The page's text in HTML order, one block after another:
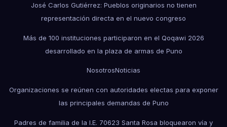
José Carlos Gutiérrez: Pueblos originarios no tienen
representación directa en el nuevo congreso
Más de 100 instituciones participaron en el Qoqawi 2026
desarrollado en la plaza de armas de Puno
NosotrosNoticias
Organizaciones se reúnen con autoridades electas para exponer
las principales demandas de Puno
Padres de familia de la I.E. 70623 Santa Rosa bloquearon vía y